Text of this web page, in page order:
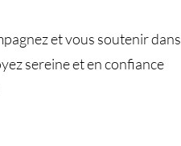
et vous soutenir dans
sereine et en confiance